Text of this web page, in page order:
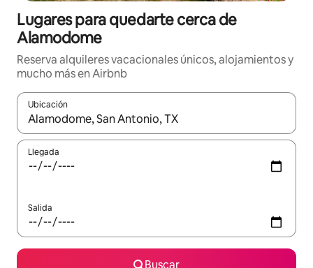
Lugares para quedarte cerca de
Alamodome
Reserva alquileres vacacionales únicos, alojamientos y
mucho más en Airbnb
Ubicación
Cuando los resultados estén disponibles, navega con las
Llegada
Salida
Buscar